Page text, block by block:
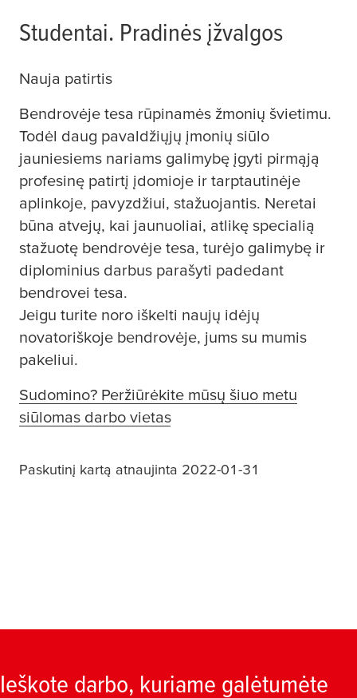
Studentai. Pradinės įžvalgos
Nauja patirtis
Bendrovėje tesa rūpinamės žmonių švietimu.
Todėl daug pavaldžiųjų įmonių siūlo
jauniesiems nariams galimybę įgyti pirmąją
profesinę patirtį įdomioje ir tarptautinėje
aplinkoje, pavyzdžiui, stažuojantis. Neretai
būna atvejų, kai jaunuoliai, atlikę specialią
stažuotę bendrovėje tesa, turėjo galimybę ir
diplominius darbus parašyti padedant
bendrovei tesa.
Jeigu turite noro iškelti naujų idėjų
novatoriškoje bendrovėje, jums su mumis
pakeliui.
Sudomino? Peržiūrėkite mūsų šiuo metu
siūlomas darbo vietas
Paskutinį kartą atnaujinta 2022-01-31
Ieškote darbo, kuriame galėtumėte